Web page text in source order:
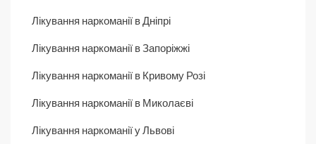
Лікування наркоманії в Дніпрі
Лікування наркоманії в Запоріжжі
Лікування наркоманії в Кривому Розі
Лікування наркоманії в Миколаєві
Лікування наркоманії у Львові